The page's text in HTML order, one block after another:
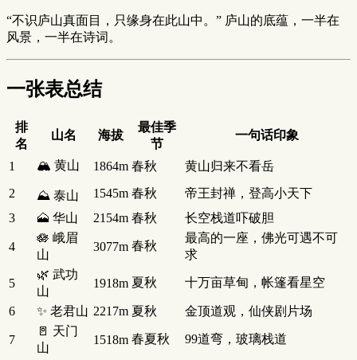
“不识庐山真面目，只缘身在此山中。” 庐山的底蕴，一半在
风景，一半在诗词。
一张表总结
排
名
山名 海拔
最佳季
节
一句话印象
1 🏔️ 黄山 1864m 春秋
黄山归来不看岳
2
⛰️ 泰山 1545m 春秋
帝王封禅，登高小天下
3
🗻 华山 2154m 春秋 长空栈道吓破胆
4
🪷 峨眉
山
3077m 春秋
最高的一座，佛光可遇不可
求
5
🌿 武功
山
1918m 夏秋 十万亩草甸，帐篷看星空
6 ✨ 老君山 2217m 夏秋 金顶道观，仙侠剧片场
7
🚪 天门
山
1518m 春夏秋 99道弯，玻璃栈道